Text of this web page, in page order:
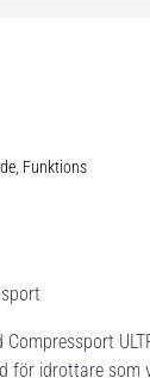
Funktions
för idrottare